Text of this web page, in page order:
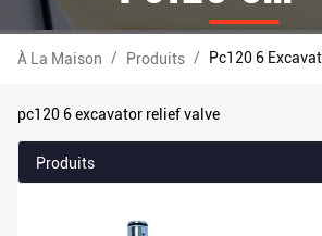
Excavator
Relief Valve ]
7 Produits
À La Maison / Produits / Pc120 6
pc120 6 excavator relief valve
Produits